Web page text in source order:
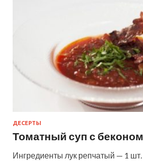
ДЕСЕРТЫ
Томатный суп с беконом
Ингредиенты лук репчатый — 1